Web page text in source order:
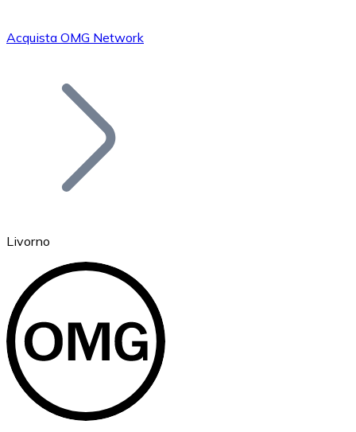
Bitcoin
Ethereum
ETH
Acquista OMG Network
Livorno